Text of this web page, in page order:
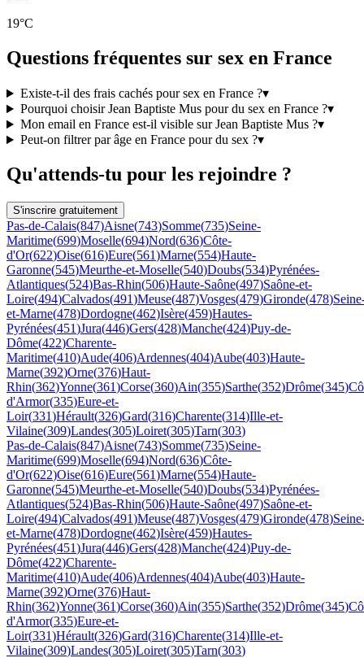
19°C
Questions fréquentes sur sex en France
Existe-t-il des frais cachés pour sex en France ?▾
Pourquoi choisir Jean Baptiste Mus pour du sex en France ?▾
Mon email en France est-il visible sur Jean Baptiste Mus ?▾
Peut-on filtrer par âge en France pour du sex ?▾
Qu'attends-tu pour les rejoindre ?
S'inscrire gratuitement
Pas-de-Calais(847)Aisne(743)Somme(735)Seine-
Maritime(699)Moselle(694)Nord(636)Côte-
d'Or(622)Oise(616)Eure(561)Marne(554)Haute-
Garonne(545)Meurthe-et-Moselle(540)Doubs(534)Pyrénées-
Atlantiques(524)Bas-Rhin(506)Haute-Saône(497)Saône-et-
Loire(494)Calvados(491)Meuse(487)Vosges(479)Gironde(478)
et-Marne(478)Dordogne(462)Isère(459)Hautes-
Pyrénées(451)Jura(446)Gers(428)Manche(424)Puy-de-
Dôme(422)Charente-
Maritime(410)Aude(406)Ardennes(404)Aube(403)Haute-
Marne(392)Orne(376)Haut-
Rhin(362)Yonne(361)Corse(360)Ain(355)Sarthe(352)Drôme(345)
d'Armor(335)Eure-et-
Loir(331)Hérault(326)Gard(316)Charente(314)Ille-et-
Vilaine(309)Landes(305)Loiret(305)Tarn(303)
Pas-de-Calais(847)Aisne(743)Somme(735)Seine-
Maritime(699)Moselle(694)Nord(636)Côte-
d'Or(622)Oise(616)Eure(561)Marne(554)Haute-
Garonne(545)Meurthe-et-Moselle(540)Doubs(534)Pyrénées-
Atlantiques(524)Bas-Rhin(506)Haute-Saône(497)Saône-et-
Loire(494)Calvados(491)Meuse(487)Vosges(479)Gironde(478)
et-Marne(478)Dordogne(462)Isère(459)Hautes-
Pyrénées(451)Jura(446)Gers(428)Manche(424)Puy-de-
Dôme(422)Charente-
Maritime(410)Aude(406)Ardennes(404)Aube(403)Haute-
Marne(392)Orne(376)Haut-
Rhin(362)Yonne(361)Corse(360)Ain(355)Sarthe(352)Drôme(345)
d'Armor(335)Eure-et-
Loir(331)Hérault(326)Gard(316)Charente(314)Ille-et-
Vilaine(309)Landes(305)Loiret(305)Tarn(303)